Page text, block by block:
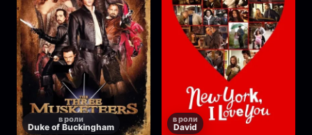
в роли
Duke of Buckingham
в роли
David